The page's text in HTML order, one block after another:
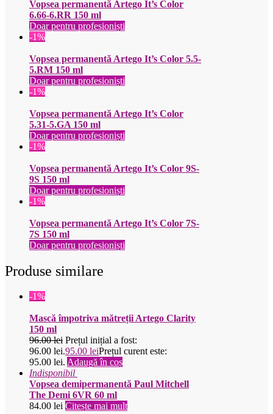
Vopsea permanentă Artego It’s Color
6.66-6.RR 150 ml
Doar pentru profesioniști
-1%
Vopsea permanentă Artego It’s Color 5.5-
5.RM 150 ml
Doar pentru profesioniști
-1%
Vopsea permanentă Artego It’s Color
5.31-5.GA 150 ml
Doar pentru profesioniști
-1%
Vopsea permanentă Artego It’s Color 9S-
9S 150 ml
Doar pentru profesioniști
-1%
Vopsea permanentă Artego It’s Color 7S-
7S 150 ml
Doar pentru profesioniști
Produse similare
-1%
Mască împotriva mătreții Artego Clarity
150 ml
96.00lei Prețul inițial a fost:
96.00 lei.95.00 leiPrețul curent este:
95.00 lei. Adaugă în coș
Indisponibil
Vopsea demipermanentă Paul Mitchell
The Demi 6VR 60 ml
84.00 lei Citește mai mult